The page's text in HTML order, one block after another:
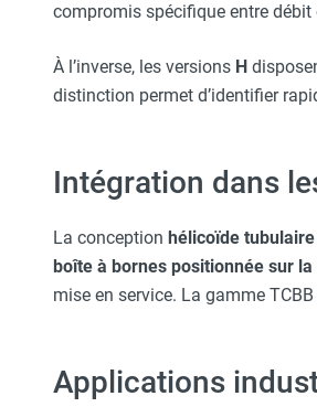
FARM au gaz
FARM au fioul
d'atelier granulés / bois /
électrique
à eau chaude ou froide
au fioul
pompe à chaleur
mobile électrique
compromis spécifique entre
À l’inverse, les versions H
distinction permet d’identifier
Intégration dans
La conception hélicoïde tubulaire
boîte à bornes positionnée sur
mise en service. La gamme
Applications